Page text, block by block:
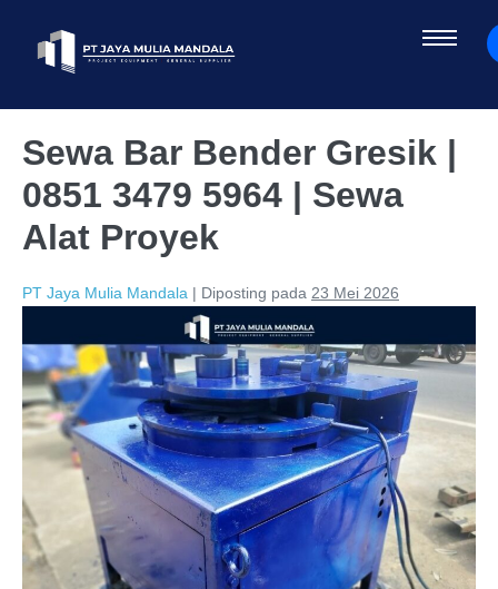
Sewa Bar Bender Gresik |
0851 3479 5964 | Sewa
Alat Proyek
PT Jaya Mulia Mandala | Diposting pada 23 Mei 2026